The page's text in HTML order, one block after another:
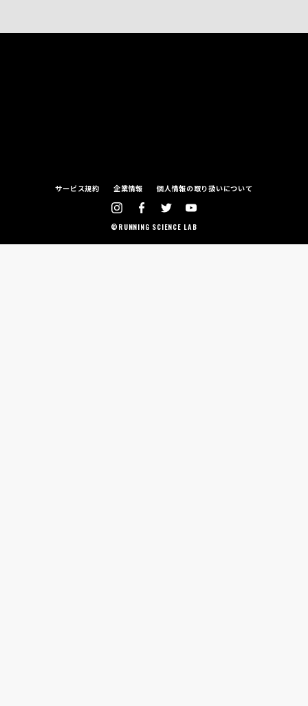
サービス規約 企業情報 個人情報の取り扱いについて
©RUNNING SCIENCE LAB